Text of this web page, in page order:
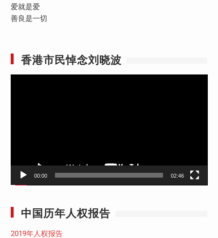
爱就是爱
善良是一切
香港市民悼念刘晓波
00:00 02:46
中国历年人权报告
2019年人权报告